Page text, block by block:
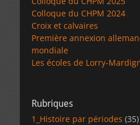
Colloque du CHPM 2024
Croix et calvaires
Première annexion
mondiale
Les écoles de Lorry-
Rubriques
1_Histoire par périodes (35)